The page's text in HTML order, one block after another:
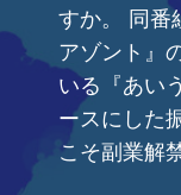
すか。 同番
アゾント』
いる『あい
ースにした
こそ副業解